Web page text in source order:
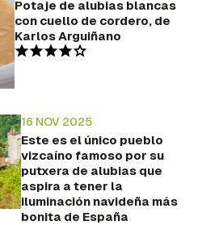
Potaje de alubias blancas
con cuello de cordero, de
Karlos Arguiñano
16 NOV 2025
Este es el único pueblo
vizcaíno famoso por su
putxera de alubias que
aspira a tener la
iluminación navideña más
bonita de España